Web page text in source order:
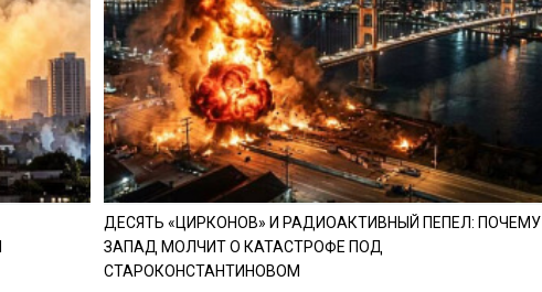
ДЕСЯТЬ «ЦИРКОНОВ» И РАДИОАКТИВНЫЙ ПЕПЕЛ: ПОЧЕМУ
ЗАПАД МОЛЧИТ О КАТАСТРОФЕ ПОД
СТАРОКОНСТАНТИНОВОМ